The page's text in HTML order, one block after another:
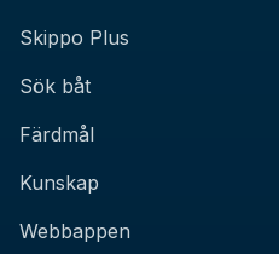
Skippo Plus
Sök båt
Färdmål
Kunskap
Webbappen